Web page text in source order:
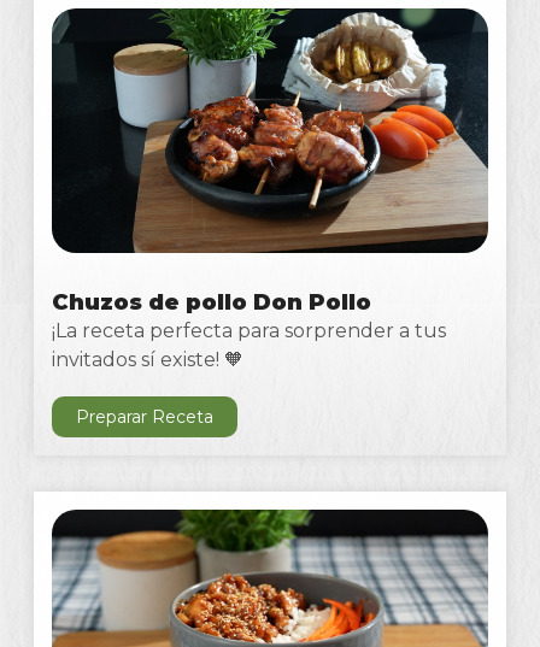
Chuzos de pollo Don Pollo
¡La receta perfecta para sorprender a tus
invitados sí existe! 🧡
Preparar Receta